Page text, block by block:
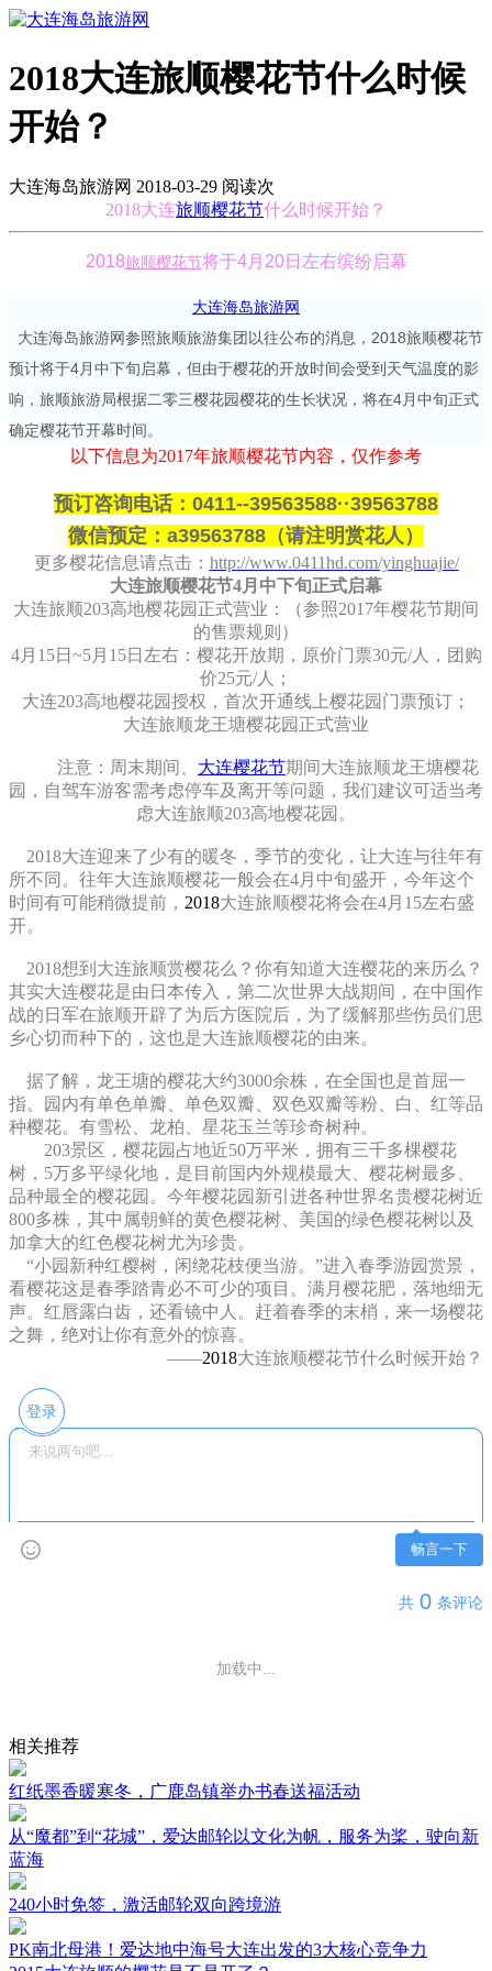
2018大连旅顺樱花节什么时候
开始？
大连海岛旅游网 2018-03-29 阅读次
2018大连旅顺樱花节什么时候开始？
2018旅顺樱花节将于4月20日左右缤纷启幕
大连海岛旅游网
大连海岛旅游网参照旅顺旅游集团以往公布的消息，2018旅顺樱花节
预计将于4月中下旬启幕，但由于樱花的开放时间会受到天气温度的影
响，旅顺旅游局根据二零三樱花园樱花的生长状况，将在4月中旬正式
确定樱花节开幕时间。
以下信息为2017年旅顺樱花节内容，仅作参考
预订咨询电话：0411--39563588··39563788
微信预定：a39563788（请注明赏花人）
更多樱花信息请点击： http://www.0411hd.com/yinghuajie/
大连旅顺樱花节4月中下旬正式启幕
大连旅顺203高地樱花园正式营业：（参照2017年樱花节期间
的售票规则）
4月15日~5月15日左右：樱花开放期，原价门票30元/人，团购
价25元/人；
大连203高地樱花园授权，首次开通线上樱花园门票预订；
大连旅顺龙王塘樱花园正式营业
注意：周末期间、 大连樱花节期间大连旅顺龙王塘樱花
园，自驾车游客需考虑停车及离开等问题，我们建议可适当考
虑大连旅顺203高地樱花园。
2018大连迎来了少有的暖冬，季节的变化，让大连与往年有
所不同。往年大连旅顺樱花一般会在4月中旬盛开，今年这个
时间有可能稍微提前， 2018大连旅顺樱花将会在4月15左右盛
开。
2018想到大连旅顺赏樱花么？你有知道大连樱花的来历么？
其实大连樱花是由日本传入，第二次世界大战期间，在中国作
战的日军在旅顺开辟了为后方医院后，为了缓解那些伤员们思
乡心切而种下的，这也是大连旅顺樱花的由来。
据了解，龙王塘的樱花大约3000余株，在全国也是首屈一
指。园内有单色单瓣、单色双瓣、双色双瓣等粉、白、红等品
种樱花。有雪松、龙柏、星花玉兰等珍奇树种。
203景区，樱花园占地近50万平米，拥有三千多棵樱花
树，5万多平绿化地，是目前国内外规模最大、樱花树最多、
品种最全的樱花园。今年樱花园新引进各种世界名贵樱花树近
800多株，其中属朝鲜的黄色樱花树、美国的绿色樱花树以及
加拿大的红色樱花树尤为珍贵。
“小园新种红樱树，闲绕花枝便当游。”进入春季游园赏景，
看樱花这是春季踏青必不可少的项目。满月樱花肥，落地细无
声。红唇露白齿，还看镜中人。赶着春季的末梢，来一场樱花
之舞，绝对让你有意外的惊喜。
——2018大连旅顺樱花节什么时候开始？
登录
畅言一下
共 0 条评论
加载中...
相关推荐
红纸墨香暖寒冬，广鹿岛镇举办书春送福活动
从“魔都”到“花城”，爱达邮轮以文化为帆，服务为桨，驶向新
蓝海
240小时免签，激活邮轮双向跨境游
PK南北母港！爱达地中海号大连出发的3大核心竞争力